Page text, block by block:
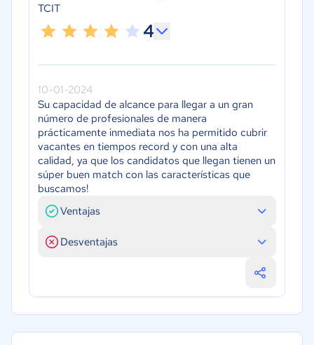
TCIT
4
10-01-2024
Su capacidad de alcance para llegar a un gran
número de profesionales de manera
prácticamente inmediata nos ha permitido cubrir
vacantes en tiempos record y con una alta
calidad, ya que los candidatos que llegan tienen un
súper buen match con las características que
buscamos!
Ventajas
Desventajas